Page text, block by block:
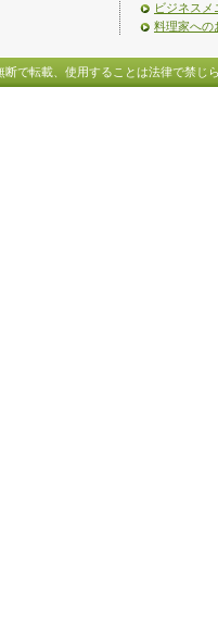
ビジネスメ
料理家への
で転載、使用することは法律で禁じ